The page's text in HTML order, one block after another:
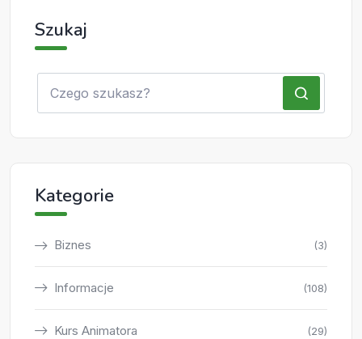
Szukaj
Kategorie
Biznes (3)
Informacje (108)
Kurs Animatora (29)